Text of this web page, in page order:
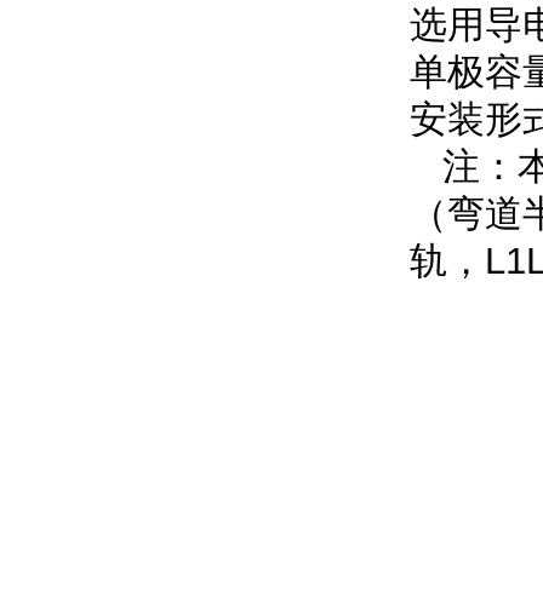
选用导
单极容
安装形
注：
（弯
轨，